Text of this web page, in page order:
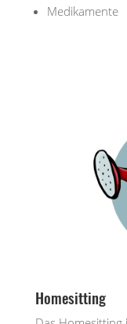
Medikamente
Homesitting